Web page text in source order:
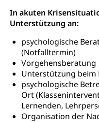
In akuten
Unterstützung an:
psychologische
(Notfalltermin)
Vorgehensberatung
Unterstützung beim
psychologische
Ort
Lernenden,
Organisation der
Freiwilliges
Gesundheit und Soziales
Konsumentenschutz
Konsumentenrechte,
Preisüberwachung,
regionale
internationale
Cassis-deDijon-Prinzip